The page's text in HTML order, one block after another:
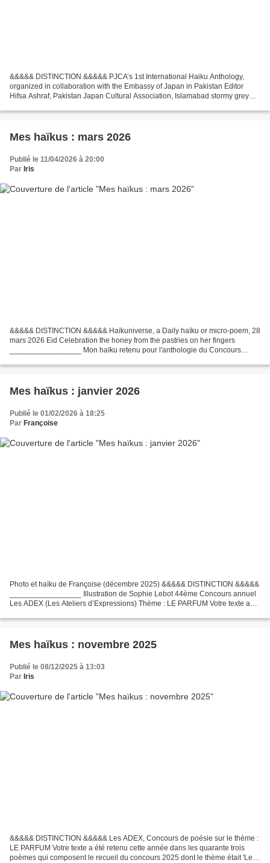
&&&&& DISTINCTION &&&&& PJCA’s 1st International Haiku Anthology,
organized in collaboration with the Embassy of Japan in Pakistan Editor
Hifsa Ashraf, Pakistan Japan Cultural Association, Islamabad stormy grey
Mes haïkus : mars 2026
Publié le 11/04/2026 à 20:00
Par Iris
&&&&& DISTINCTION &&&&& Haïkuniverse, a Daily haïku or micro-poem, 28
mars 2026 Eid Celebration the honey from the pastries on her fingers
_________________ Mon haïku retenu pour l'anthologie du Concours
Mes haïkus : janvier 2026
Publié le 01/02/2026 à 18:25
Par Françoise
Photo et haïku de Françoise (décembre 2025) &&&&& DISTINCTION &&&&&
_________________ Illustration de Sophie Lebot 44ème Concours annuel
Les ADEX (Les Ateliers d’Expressions) Thème : LE PARFUM Votre texte a
Mes haïkus : novembre 2025
Publié le 08/12/2025 à 13:03
Par Iris
&&&&& DISTINCTION &&&&& Les ADEX, Concours de poésie sur le thème :
LE PARFUM Votre texte a été retenu cette année dans les quarante trois
poèmes qui composent le recueil du concours 2025 dont le thème était 'Le